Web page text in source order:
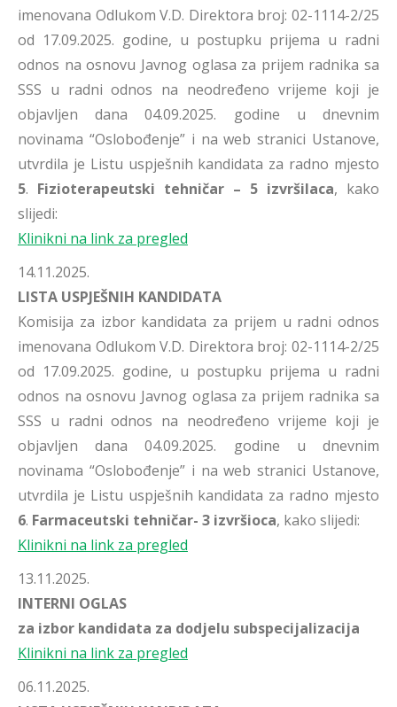
imenovana Odlukom V.D. Direktora broj: 02-1114-2/25
od 17.09.2025. godine, u postupku prijema u radni
odnos na osnovu Javnog oglasa za prijem radnika sa
SSS u radni odnos na neodređeno vrijeme koji je
objavljen dana 04.09.2025. godine u dnevnim
novinama “Oslobođenje” i na web stranici Ustanove,
utvrdila je Listu uspješnih kandidata za radno mjesto
5. Fizioterapeutski tehničar – 5 izvršilaca, kako
slijedi:
Klinikni na link za pregled
14.11.2025.
LISTA USPJEŠNIH KANDIDATA
Komisija za izbor kandidata za prijem u radni odnos
imenovana Odlukom V.D. Direktora broj: 02-1114-2/25
od 17.09.2025. godine, u postupku prijema u radni
odnos na osnovu Javnog oglasa za prijem radnika sa
SSS u radni odnos na neodređeno vrijeme koji je
objavljen dana 04.09.2025. godine u dnevnim
novinama “Oslobođenje” i na web stranici Ustanove,
utvrdila je Listu uspješnih kandidata za radno mjesto
6. Farmaceutski tehničar- 3 izvršioca, kako slijedi:
Klinikni na link za pregled
13.11.2025.
INTERNI OGLAS
za izbor kandidata za dodjelu subspecijalizacija
Klinikni na link za pregled
06.11.2025.